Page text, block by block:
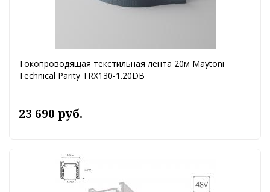
Токопроводящая текстильная лента 20м Maytoni
Technical Parity TRX130-1.20DB
23 690 руб.